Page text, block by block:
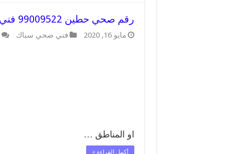
رقم صحي حطين 99009522 فني صحي سباك ادوات صحية حطين
مايو 16, 2020 فني صحي سباك
او المناطق …
أكمل القراءة »